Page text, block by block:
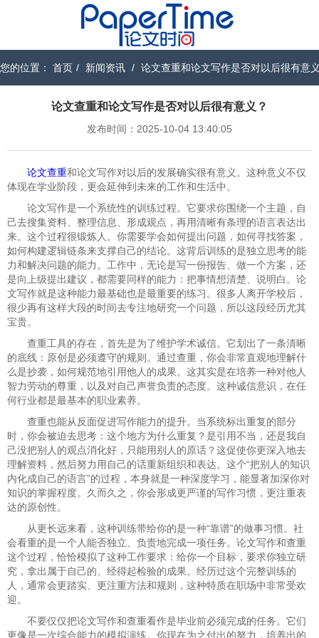
您的位置： 首页 / 新闻资讯 / 论文查重和论文写作是否对以后很有意
论文查重和论文写作是否对以后很有意义？
发布时间：2025-10-04 13:40:05
论文查重和论文写作对以后的发展确实很有意义。这种意义不仅
体现在学业阶段，更会延伸到未来的工作和生活中。
论文写作是一个系统性的训练过程。它要求你围绕一个主题，自
己去搜集资料、整理信息、形成观点，再用清晰有条理的语言表达出
来。这个过程很锻炼人。你需要学会如何提出问题，如何寻找答案，
如何构建逻辑链条来支撑自己的结论。这背后训练的是独立思考的能
力和解决问题的能力。工作中，无论是写一份报告、做一个方案，还
是向上级提出建议，都需要同样的能力：把事情想清楚、说明白。论
文写作就是这种能力最基础也是最重要的练习。很多人离开学校后，
很少再有这样大段的时间去专注地研究一个问题，所以这段经历尤其
宝贵。
查重工具的存在，首先是为了维护学术诚信。它划出了一条清晰
的底线：原创是必须遵守的规则。通过查重，你会非常直观地理解什
么是抄袭，如何规范地引用他人的成果。这其实是在培养一种对他人
智力劳动的尊重，以及对自己声誉负责的态度。这种诚信意识，在任
何行业都是最基本的职业素养。
查重也能从反面促进写作能力的提升。当系统标出重复的部分
时，你会被迫去思考：这个地方为什么重复？是引用不当，还是我自
己没把别人的观点消化好，只能用别人的原话？这促使你更深入地去
理解资料，然后努力用自己的话重新组织和表达。这个“把别人的知识
内化成自己的语言”的过程，本身就是一种深度学习，能显著加深你对
知识的掌握程度。久而久之，你会形成更严谨的写作习惯，更注重表
达的原创性。
从更长远来看，这种训练带给你的是一种“靠谱”的做事习惯。社
会看重的是一个人能否独立、负责地完成一项任务。论文写作和查重
这个过程，恰恰模拟了这种工作要求：给你一个目标，要求你独立研
究，拿出属于自己的、经得起检验的成果。经历过这个完整训练的
人，通常会更踏实、更注重方法和规则，这种特质在职场中非常受欢
迎。
不要仅仅把论文写作和查重看作是毕业前必须完成的任务。它们
更像是一次综合能力的模拟演练。你现在为之付出的努力，培养出的